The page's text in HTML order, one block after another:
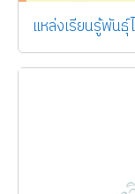
แหล่งเรียนรู้พัน